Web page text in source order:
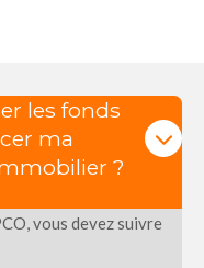
les fonds
ma
?
vous devez suivre